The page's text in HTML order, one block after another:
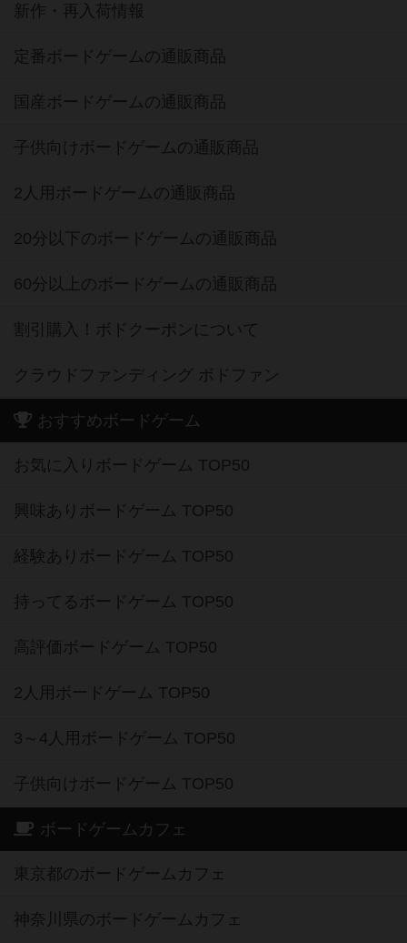
新作・再入荷情報
定番ボードゲームの通販商品
国産ボードゲームの通販商品
子供向けボードゲームの通販商品
2人用ボードゲームの通販商品
20分以下のボードゲームの通販商品
60分以上のボードゲームの通販商品
割引購入！ボドクーポンについて
クラウドファンディング ボドファン
おすすめボードゲーム
お気に入りボードゲーム TOP50
興味ありボードゲーム TOP50
経験ありボードゲーム TOP50
持ってるボードゲーム TOP50
高評価ボードゲーム TOP50
2人用ボードゲーム TOP50
3～4人用ボードゲーム TOP50
子供向けボードゲーム TOP50
ボードゲームカフェ
東京都のボードゲームカフェ
神奈川県のボードゲームカフェ